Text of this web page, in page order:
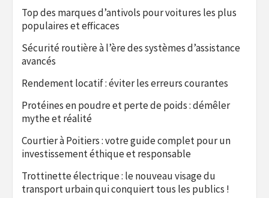
Top des marques d’antivols pour voitures les plus
populaires et efficaces
Sécurité routière à l’ère des systèmes d’assistance
avancés
Rendement locatif : éviter les erreurs courantes
Protéines en poudre et perte de poids : démêler
mythe et réalité
Courtier à Poitiers : votre guide complet pour un
investissement éthique et responsable
Trottinette électrique : le nouveau visage du
transport urbain qui conquiert tous les publics !